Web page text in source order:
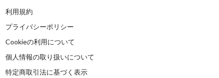
利用規約
プライバシーポリシー
Cookieの利用について
個人情報の取り扱いについて
特定商取引法に基づく表示